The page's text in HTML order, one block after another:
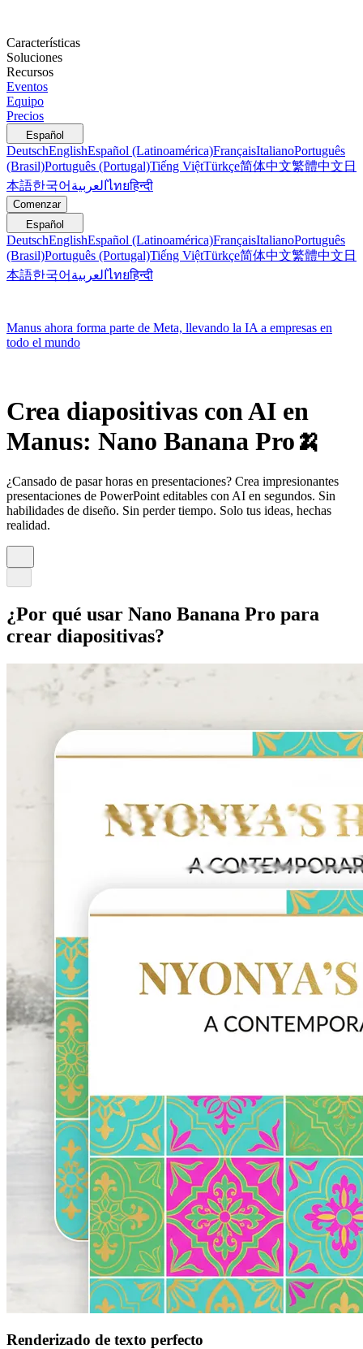
Características
Soluciones
Recursos
Eventos
Equipo
Precios
Español
DeutschEnglishEspañol (Latinoamérica)FrançaisItalianoPortuguês
(Brasil)Português (Portugal)Tiếng ViệtTürkçe简体中文繁體中文 日
本語한국어 العربيةไทยहिन्दी
Comenzar
Español
DeutschEnglishEspañol (Latinoamérica)FrançaisItalianoPortuguês
(Brasil)Português (Portugal)Tiếng ViệtTürkçe简体中文繁體中文 日
本語한국어 العربيةไทยहिन्दी
Manus ahora forma parte de Meta, llevando la IA a empresas en
todo el mundo
Crea diapositivas con AI en
Manus: Nano Banana Pro🍌
¿Cansado de pasar horas en presentaciones? Crea impresionantes
presentaciones de PowerPoint editables con AI en segundos. Sin
habilidades de diseño. Sin perder tiempo. Solo tus ideas, hechas
realidad.
¿Por qué usar Nano Banana Pro para
crear diapositivas?
Renderizado de texto perfecto